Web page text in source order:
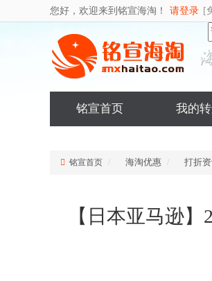
您好，欢迎来到铭宣海淘！ 请登录 [
铭宣首页 我的
铭宣首页 海淘优惠 打折
【日本亚马逊